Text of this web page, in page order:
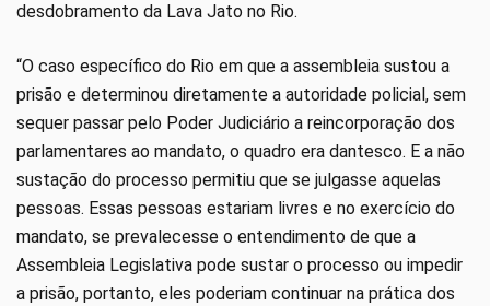
desdobramento da Lava Jato no Rio.
“O caso específico do Rio em que a assembleia sustou a
prisão e determinou diretamente a autoridade policial, sem
sequer passar pelo Poder Judiciário a reincorporação dos
parlamentares ao mandato, o quadro era dantesco. E a não
sustação do processo permitiu que se julgasse aquelas
pessoas. Essas pessoas estariam livres e no exercício do
mandato, se prevalecesse o entendimento de que a
Assembleia Legislativa pode sustar o processo ou impedir
a prisão, portanto, eles poderiam continuar na prática dos